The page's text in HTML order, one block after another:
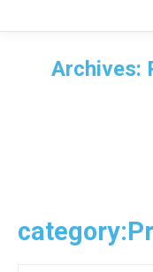
Archives:
category: